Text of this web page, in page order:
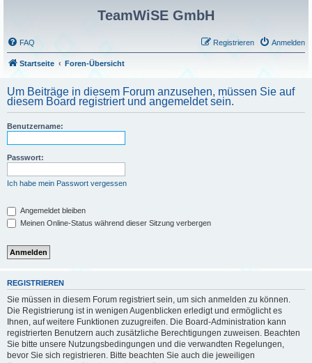
TeamWiSE GmbH
FAQ Anmelden
Registrieren
Startseite Foren-Übersicht
Um Beiträge in diesem Forum anzusehen, müssen Sie auf
diesem Board registriert und angemeldet sein.
Benutzername:
Passwort:
Ich habe mein Passwort vergessen
Angemeldet bleiben
Meinen Online-Status während dieser Sitzung verbergen
REGISTRIEREN
Sie müssen in diesem Forum registriert sein, um sich anmelden zu können.
Die Registrierung ist in wenigen Augenblicken erledigt und ermöglicht es
Ihnen, auf weitere Funktionen zuzugreifen. Die Board-Administration kann
registrierten Benutzern auch zusätzliche Berechtigungen zuweisen. Beachten
Sie bitte unsere Nutzungsbedingungen und die verwandten Regelungen,
bevor Sie sich registrieren. Bitte beachten Sie auch die jeweiligen